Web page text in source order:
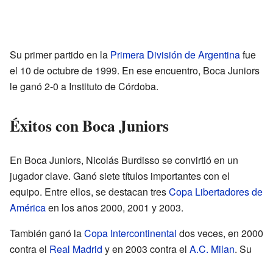
Su primer partido en la Primera División de Argentinafue
el 10 de octubre de 1999. En ese encuentro, Boca Juniors
le ganó 2-0 a Instituto de Córdoba.
Éxitos con Boca Juniors
En Boca Juniors, Nicolás Burdisso se convirtió en un
jugador clave. Ganó siete títulos importantes con el
equipo. Entre ellos, se destacan tresCopa Libertadores de
Américaen los años 2000, 2001 y 2003.
También ganó laCopa Intercontinental dos veces, en 2000
contra el Real Madrid y en 2003 contra el A.C. Milan. Su